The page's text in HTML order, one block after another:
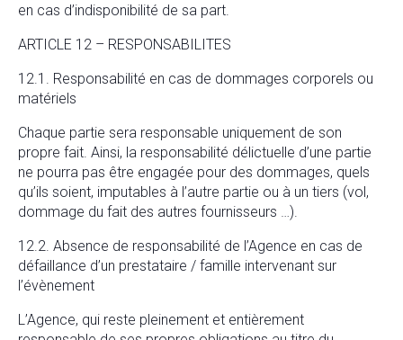
en cas d’indisponibilité de sa part.
ARTICLE 12 – RESPONSABILITES
12.1. Responsabilité en cas de dommages corporels ou
matériels
Chaque partie sera responsable uniquement de son
propre fait. Ainsi, la responsabilité délictuelle d’une partie
ne pourra pas être engagée pour des dommages, quels
qu’ils soient, imputables à l’autre partie ou à un tiers (vol,
dommage du fait des autres fournisseurs …).
12.2. Absence de responsabilité de l’Agence en cas de
défaillance d’un prestataire / famille intervenant sur
l’évènement
L’Agence, qui reste pleinement et entièrement